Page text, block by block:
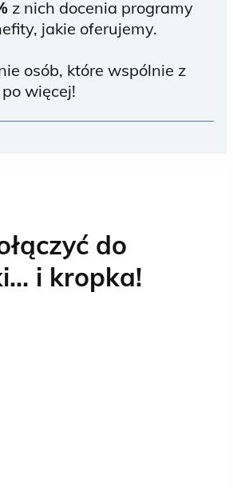
z nich docenia programy
jakie oferujemy.
osób, które wspólnie z
więcej!
do
i kropka!